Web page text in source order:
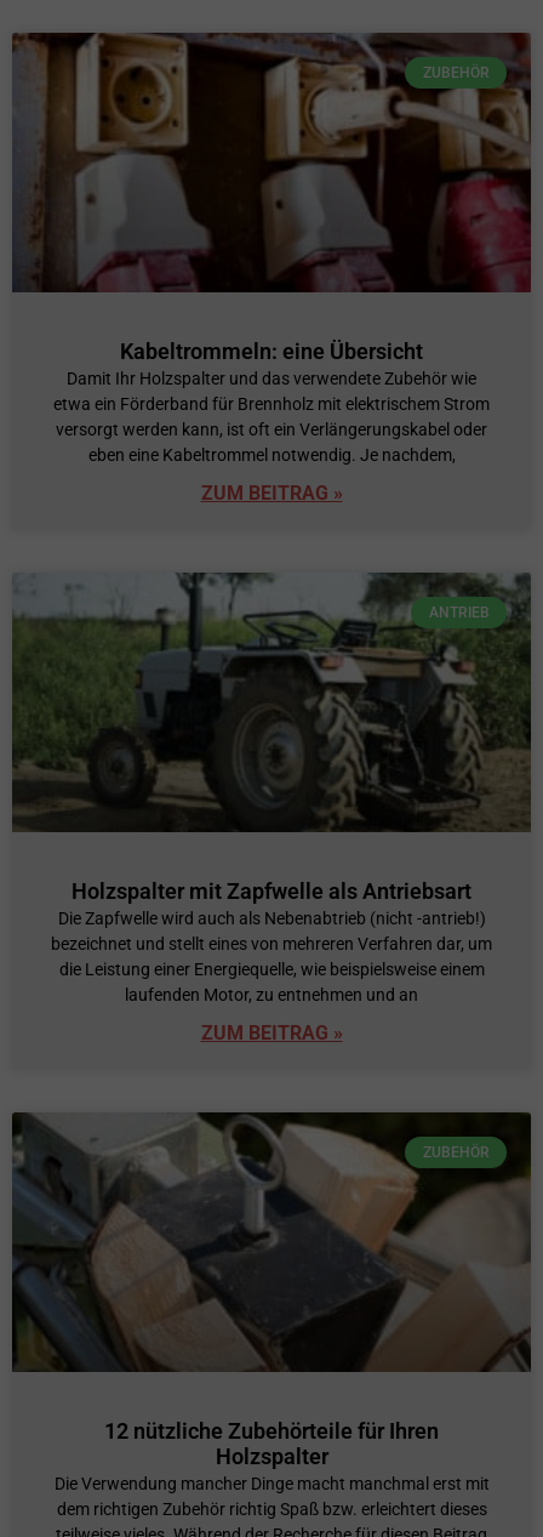
ZUBEHÖR
Kabeltrommeln: eine Übersicht
Damit Ihr Holzspalter und das verwendete Zubehör wie
etwa ein Förderband für Brennholz mit elektrischem Strom
versorgt werden kann, ist oft ein Verlängerungskabel oder
eben eine Kabeltrommel notwendig. Je nachdem,
ZUM BEITRAG »
ANTRIEB
Holzspalter mit Zapfwelle als Antriebsart
Die Zapfwelle wird auch als Nebenabtrieb (nicht -antrieb!)
bezeichnet und stellt eines von mehreren Verfahren dar, um
die Leistung einer Energiequelle, wie beispielsweise einem
laufenden Motor, zu entnehmen und an
ZUM BEITRAG »
ZUBEHÖR
12 nützliche Zubehörteile für Ihren
Holzspalter
Die Verwendung mancher Dinge macht manchmal erst mit
dem richtigen Zubehör richtig Spaß bzw. erleichtert dieses